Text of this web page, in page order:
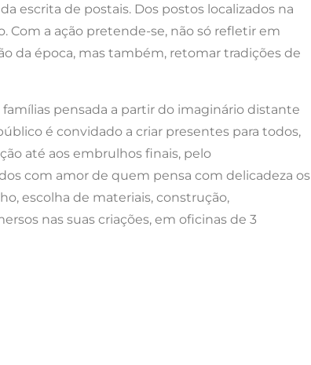
escrita de postais. Dos postos localizados na
Com a ação pretende-se, não só refletir em
da época, mas também, retomar tradições de
pensada a partir do imaginário distante
é convidado a criar presentes para todos,
até aos embrulhos finais, pelo
com amor de quem pensa com delicadeza os
escolha de materiais, construção,
nas suas criações, em oficinas de 3